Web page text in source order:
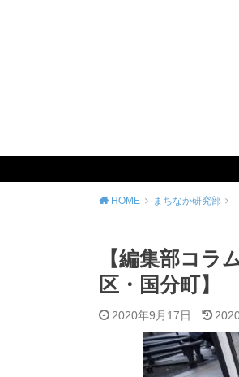
HOME まちなか研究部
【編集部コラ
区・国分町】
2020年9月17日